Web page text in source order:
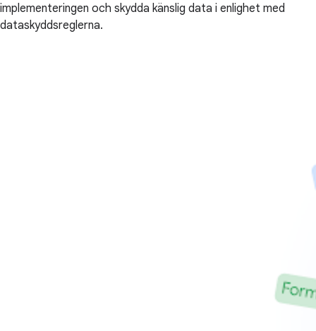
implementeringen och skydda känslig data i enlighet med
dataskyddsreglerna.